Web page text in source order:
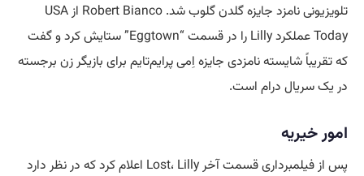
تلویزیونی نامزد جایزه گلدن گلوب شد. Robert Bianco از USA
Today عملکرد Lilly را در قسمت “Eggtown” ستایش کرد و گفت
که تقریباً شایسته نامزدی جایزه اِمی پرایم‌تایم برای بازیگر زن برجسته
در یک سریال درام است.
امور خیریه
پس از فیلمبرداری قسمت آخر Lost، Lilly اعلام کرد که در نظر دارد